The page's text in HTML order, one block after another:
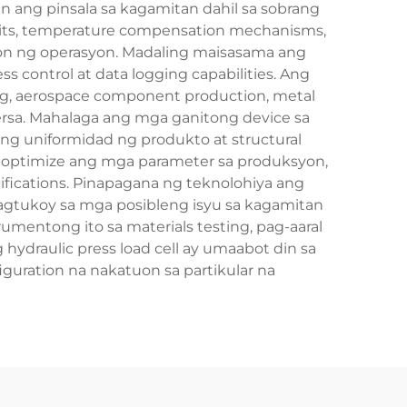
pinsala sa kagamitan dahil sa sobrang
temperature compensation mechanisms,
ng operasyon. Madaling maisasama ang
control at data logging capabilities. Ang
aerospace component production, metal
Mahalaga ang mga ganitong device sa
uniformidad ng produkto at structural
ang mga parameter sa produksyon,
Pinapagana ng teknolohiya ang
sa mga posibleng isyu sa kagamitan
ito sa materials testing, pag-aaral
press load cell ay umaabot din sa
na nakatuon sa partikular na